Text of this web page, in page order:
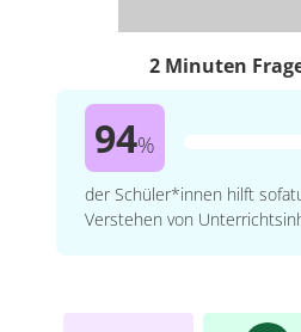
2 Minuten
94%
der Schüler*innen hilft
Verstehen von